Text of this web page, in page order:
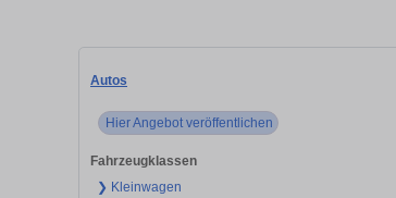
Autos
Hier Angebot veröffentlichen
Fahrzeugklassen
❯ Kleinwagen